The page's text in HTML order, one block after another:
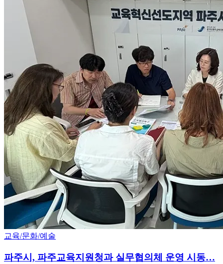
교육/문화/예술
파주시, 파주교육지원청과 실무협의체 운영 시동…